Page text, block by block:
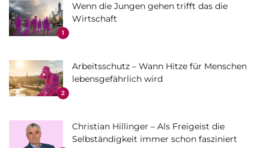
1
Wenn die Jungen gehen trifft das die
Wirtschaft
2
Arbeitsschutz – Wann Hitze für Menschen
lebensgefährlich wird
Christian Hillinger – Als Freigeist die
Selbständigkeit immer schon fasziniert